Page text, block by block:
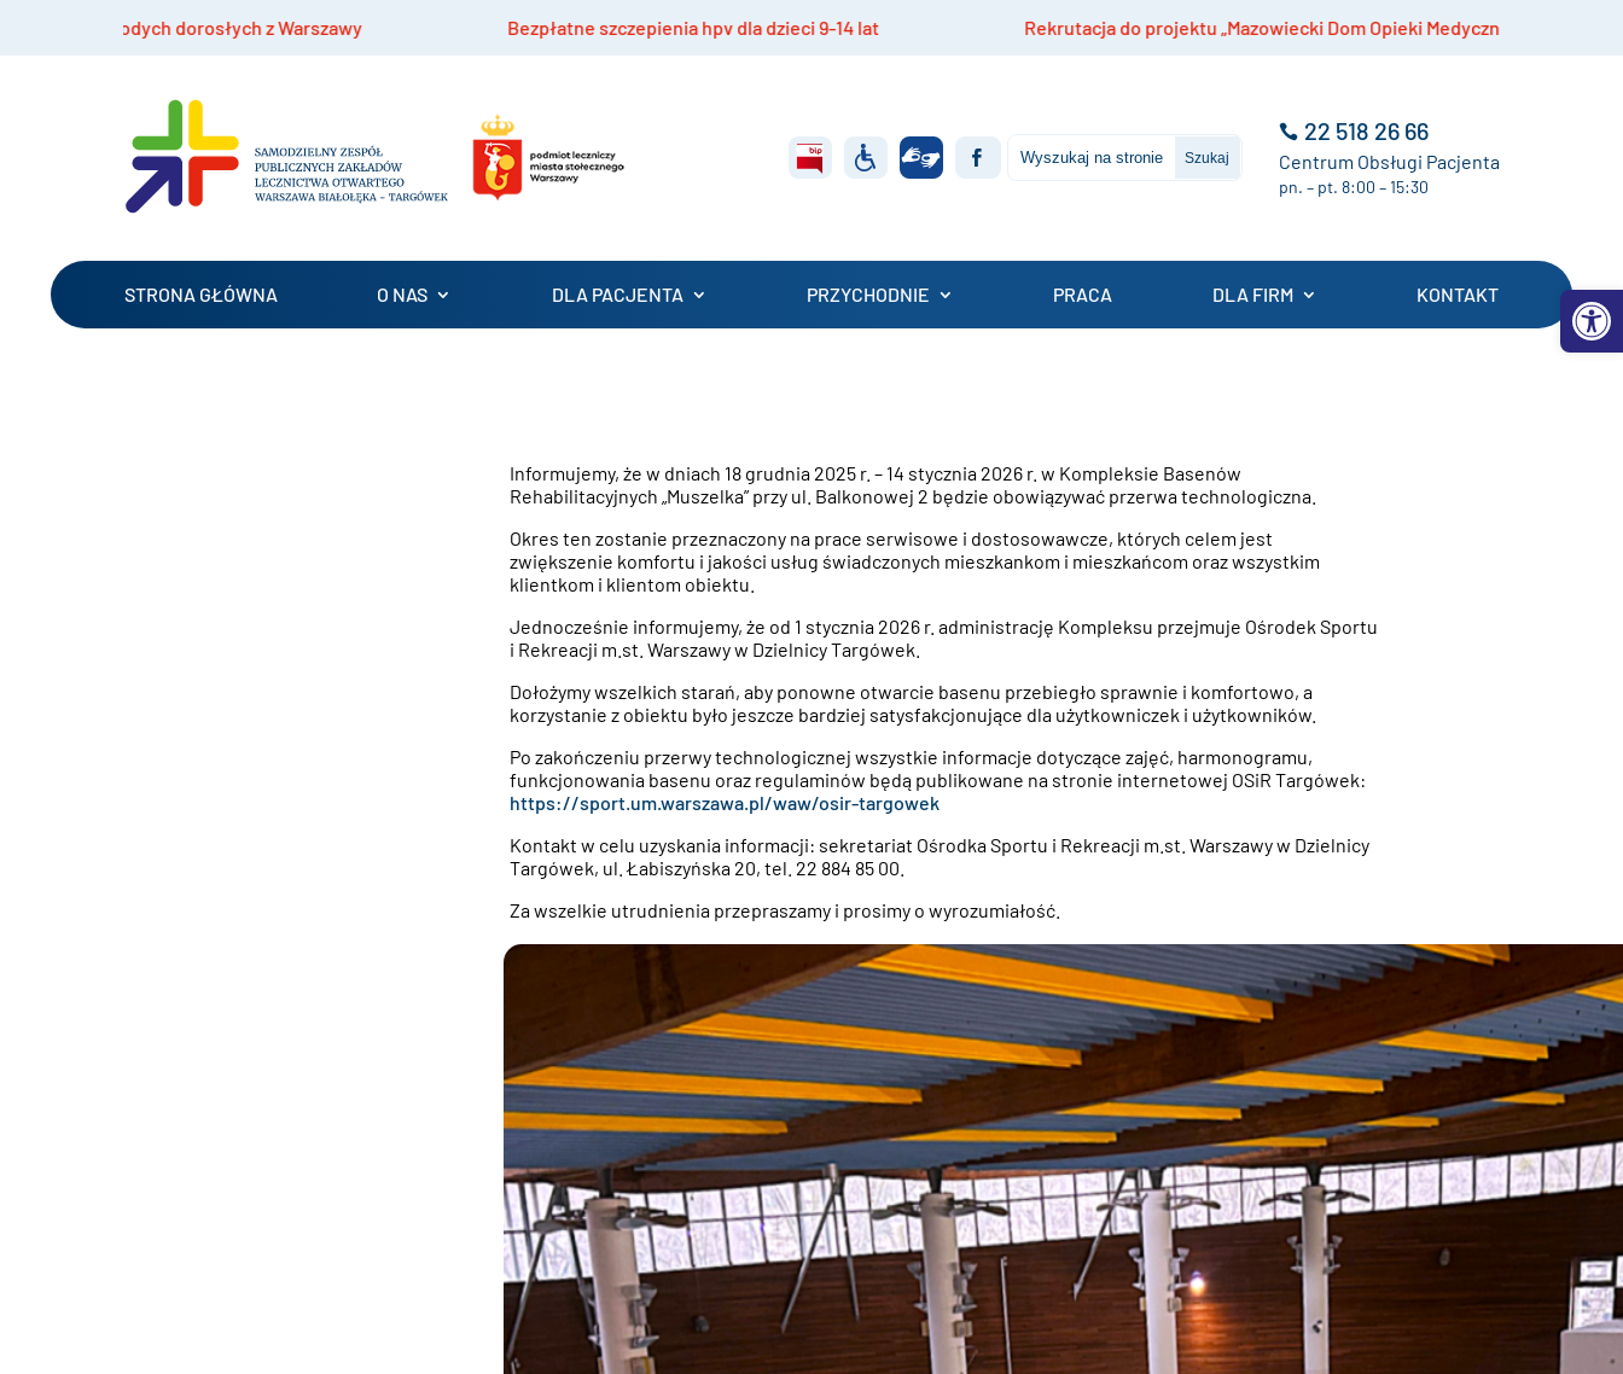
Bezpłatne szczepienia hpv dla dzieci 9-14 lat Rekrutacja do projektu „Mazowiecki Dom Opieki Medycznej” Szczepienia przeciwko
22 518 26 66
Centrum Obsługi Pacjenta
pn. – pt. 8:00 – 15:30
STRONA GŁÓWNA O NAS DLA PACJENTA PRZYCHODNIE PRACA DLA FIRM KONTAKT
Informujemy, że w dniach 18 grudnia 2025 r. – 14 stycznia 2026 r. w Kompleksie Basenów
Rehabilitacyjnych „Muszelka” przy ul. Balkonowej 2 będzie obowiązywać przerwa technologiczna.
Okres ten zostanie przeznaczony na prace serwisowe i dostosowawcze, których celem jest
zwiększenie komfortu i jakości usług świadczonych mieszkankom i mieszkańcom oraz wszystkim
klientkom i klientom obiektu.
Jednocześnie informujemy, że od 1 stycznia 2026 r. administrację Kompleksu przejmuje Ośrodek Sportu
i Rekreacji m.st. Warszawy w Dzielnicy Targówek.
Dołożymy wszelkich starań, aby ponowne otwarcie basenu przebiegło sprawnie i komfortowo, a
korzystanie z obiektu było jeszcze bardziej satysfakcjonujące dla użytkowniczek i użytkowników.
Po zakończeniu przerwy technologicznej wszystkie informacje dotyczące zajęć, harmonogramu,
funkcjonowania basenu oraz regulaminów będą publikowane na stronie internetowej OSiR Targówek:
https://sport.um.warszawa.pl/waw/osir-targowek
Kontakt w celu uzyskania informacji: sekretariat Ośrodka Sportu i Rekreacji m.st. Warszawy w Dzielnicy
Targówek, ul. Łabiszyńska 20, tel. 22 884 85 00.
Za wszelkie utrudnienia przepraszamy i prosimy o wyrozumiałość.